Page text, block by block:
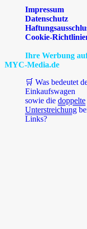
Impressum
Datenschutz
Cookie-
Ihre Werbung
MYC-Media.de
🛒 Was bedeutet
Einkaufswagen
sowie die doppelte
Unterstreichung
Links?